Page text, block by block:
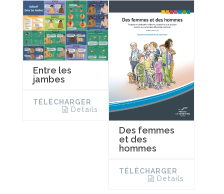
Entre les
jambes
TÉLÉCHARGER
Details
Des femmes
et des
hommes
TÉLÉCHARGER
Details